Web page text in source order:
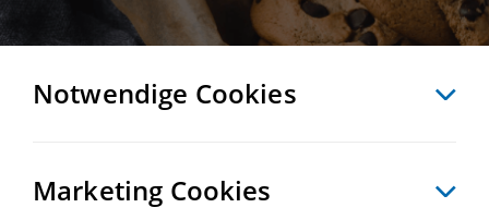
VERGLEICHEN EXPORT PDF
Notwendige Cookies
Marketing Cookies